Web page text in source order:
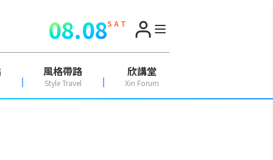
08.08S A T
風格帶路
Style Travel
欣講堂
Xin Forum